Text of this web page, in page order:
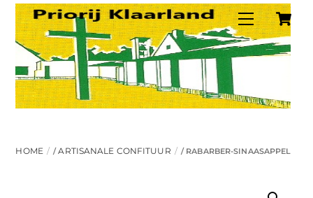
Skip
content
Menu
HOME /ARTISANALE CONFITUUR / RABARBER-SINAASAPPEL